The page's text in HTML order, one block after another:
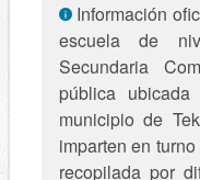
Información
escuela de
Secundaria
pública
municipio de
imparten en
recopilada por